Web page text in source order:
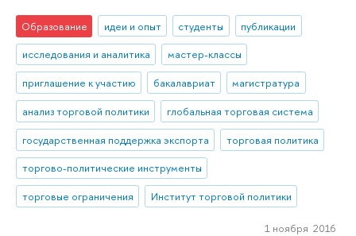
Образование идеи и опыт студенты
публикации
исследования и аналитика
мастер-классы
приглашение к участию
бакалавриат
магистратура
анализ торговой политики
глобальная торговая система
государственная поддержка экспорта
торговая политика
торгово-политические инструменты
торговые ограничения
Институт торговой политики
1 ноября 2016